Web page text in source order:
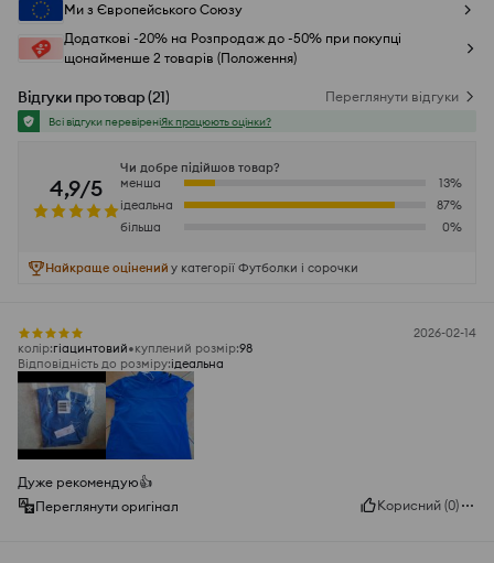
Ми з Європейського Союзу
Додаткові -20% на Розпродаж до -50% при покупці
щонайменше 2 товарів (Положення)
Відгуки про товар(21) Переглянути відгуки
Всі відгуки перевіреніЯк працюють оцінки?
4,9/5
Чи добре підійшов товар?
менша
13%
ідеальна
87%
більша
0%
Найкраще оцінений у категорії Футболки і сорочки
2026-02-14
колір:гіацинтовий куплений розмір:98
Відповідність до розміру:ідеальна
Дуже рекомендую👍️
Переглянути оригінал
Корисний (0)